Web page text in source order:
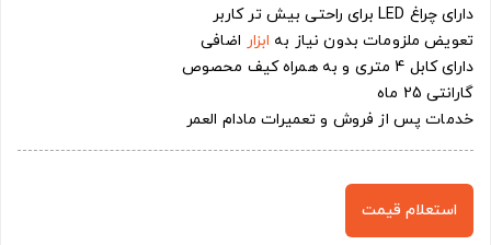
دارای چراغ LED برای راحتی بیش تر کاربر
تعویض ملزومات بدون نیاز به ابزار اضافی
دارای کابل 4 متری و به همراه کیف محصوص
گارانتی 25 ماه
خدمات پس از فروش و تعمیرات مادام العمر
استعلام قیمت